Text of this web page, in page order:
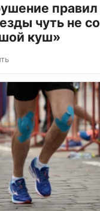
правил
чуть не
куш»